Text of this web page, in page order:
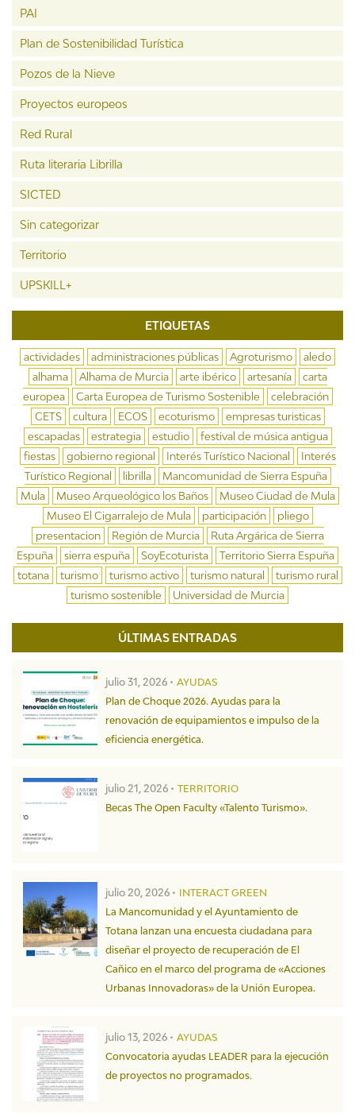
PAI
Plan de Sostenibilidad Turística
Pozos de la Nieve
Proyectos europeos
Red Rural
Ruta literaria Librilla
SICTED
Sin categorizar
Territorio
UPSKILL+
ETIQUETAS
actividades administraciones públicas Agroturismo
aledo
alhama
Alhama de Murcia arte ibérico artesanía
carta
europea
Carta Europea de Turismo Sostenible
celebración
CETS
cultura ECOS ecoturismo
empresas turisticas
escapadas
estrategia estudio
festival de música antigua
fiestas
gobierno regional Interés Turístico Nacional
Interés
Turístico Regional
librilla
Mancomunidad de Sierra Espuña
Mula
Museo Arqueológico los Baños
Museo Ciudad de Mula
Museo El Cigarralejo de Mula
participación
pliego
presentacion
Región de Murcia
Ruta Argárica de Sierra
Espuña
sierra espuña SoyEcoturista
Territorio Sierra Espuña
totana
turismo turismo activo turismo natural
turismo rural
turismo sostenible
Universidad de Murcia
ÚLTIMAS ENTRADAS
julio 31, 2026 • AYUDAS
Plan de Choque 2026. Ayudas para la
renovación de equipamientos e impulso de la
eficiencia energética.
julio 21, 2026 • TERRITORIO
Becas The Open Faculty «Talento Turismo».
julio 20, 2026 • INTERACT GREEN
La Mancomunidad y el Ayuntamiento de
Totana lanzan una encuesta ciudadana para
diseñar el proyecto de recuperación de El
Cañico en el marco del programa de «Acciones
Urbanas Innovadoras» de la Unión Europea.
julio 13, 2026 • AYUDAS
Convocatoria ayudas LEADER para la ejecución
de proyectos no programados.